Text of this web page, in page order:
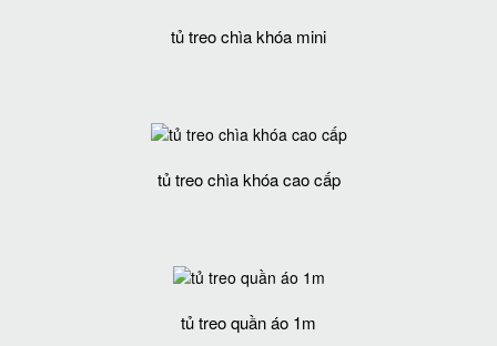
tủ treo chìa khóa mini
tủ treo chìa khóa cao cấp
tủ treo quần áo 1m